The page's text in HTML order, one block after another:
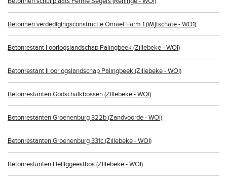
Betonnen verdedigingsconstructie Onraet Farm 1 (Wijtschate - WO1)
Betonrestant I oorlogslandschap Palingbeek (Zillebeke - WOI)
Betonrestant II oorlogslandschap Palingbeek (Zillebeke - WOI)
Betonrestanten Godschalkbossen (Zillebeke - WOI)
Betonrestanten Groenenburg 322b (Zandvoorde - WOI)
Betonrestanten Groenenburg 331c (Zillebeke - WOI)
Betonrestanten Heiliggeestbos (Zillebeke - WOI)